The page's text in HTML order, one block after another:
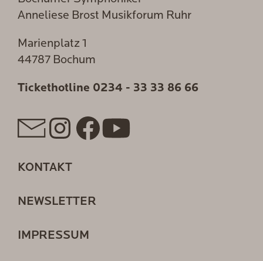
Anneliese Brost Musikforum Ruhr
Marienplatz 1
44787 Bochum
Tickethotline 0234 - 33 33 86 66
KONTAKT
NEWSLETTER
IMPRESSUM